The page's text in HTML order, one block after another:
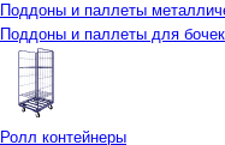
Поддоны и паллеты
Поддоны и паллеты для бочек
Ролл контейнеры